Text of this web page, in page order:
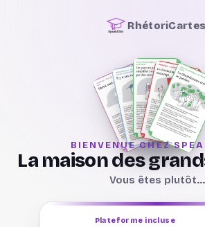
RhétoriCartes
BIENVENUE CHEZ
La maison des
Vous êtes plutôt…
Plateforme incluse